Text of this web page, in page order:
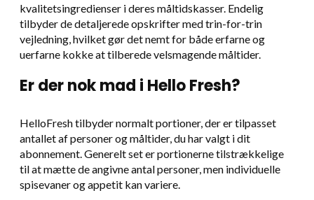
kvalitetsingredienser i deres måltidskasser. Endelig
tilbyder de detaljerede opskrifter med trin-for-trin
vejledning, hvilket gør det nemt for både erfarne og
uerfarne kokke at tilberede velsmagende måltider.
Er der nok mad i Hello Fresh?
HelloFresh tilbyder normalt portioner, der er tilpasset
antallet af personer og måltider, du har valgt i dit
abonnement. Generelt set er portionerne tilstrækkelige
til at mætte de angivne antal personer, men individuelle
spisevaner og appetit kan variere.